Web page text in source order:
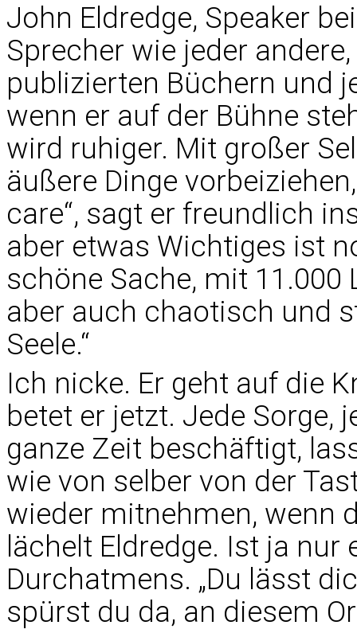
John Eldredge, Speaker
Sprecher wie jeder
publizierten Büchern und
wenn er auf der Bühne
wird ruhiger. Mit großer
äußere Dinge
care“, sagt er freundlich
aber etwas Wichtiges ist
schöne Sache, mit
aber auch chaotisch und
Seele.“
Ich nicke. Er geht auf die
betet er jetzt. Jede Sorge,
ganze Zeit beschäftigt,
wie von selber von der
wieder mitnehmen, wenn
lächelt Eldredge. Ist ja
Durchatmens. „Du lässt
spürst du da, an diesem